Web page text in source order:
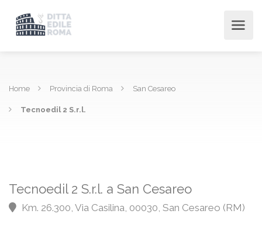
Home Provincia di Roma San Cesareo
Tecnoedil 2 S.r.l.
Tecnoedil 2 S.r.l. a San Cesareo
Km. 26.300, Via Casilina, 00030, San Cesareo (RM)